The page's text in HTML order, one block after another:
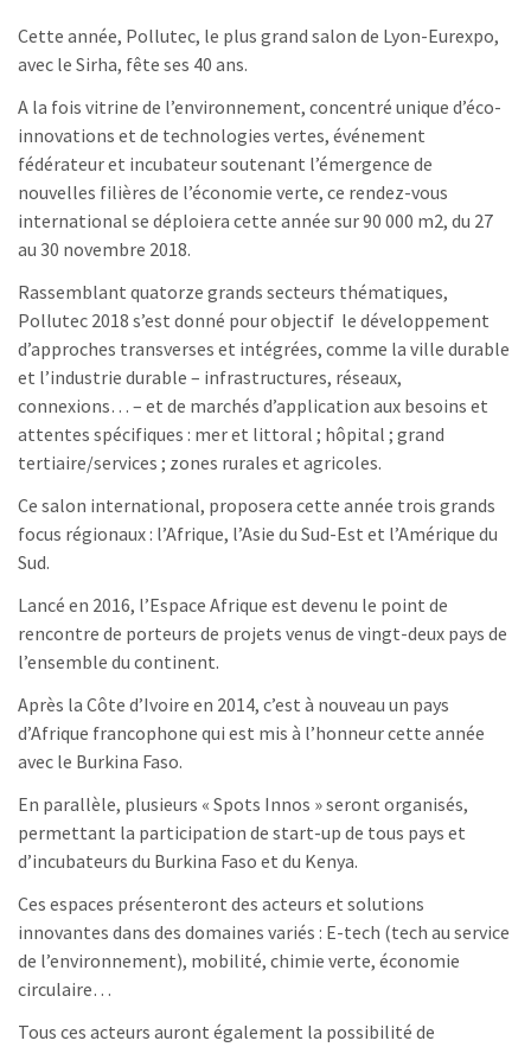
Cette année, Pollutec, le plus grand salon de Lyon-Eurexpo,
avec le Sirha, fête ses 40 ans.
A la fois vitrine de l’environnement, concentré unique d’éco-
innovations et de technologies vertes, événement
fédérateur et incubateur soutenant l’émergence de
nouvelles filières de l’économie verte, ce rendez-vous
international se déploiera cette année sur 90 000 m2, du 27
au 30 novembre 2018.
Rassemblant quatorze grands secteurs thématiques,
Pollutec 2018 s’est donné pour objectif le développement
d’approches transverses et intégrées, comme la ville durable
et l’industrie durable – infrastructures, réseaux,
connexions… – et de marchés d’application aux besoins et
attentes spécifiques : mer et littoral ; hôpital ; grand
tertiaire/services ; zones rurales et agricoles.
Ce salon international, proposera cette année trois grands
focus régionaux : l’Afrique, l’Asie du Sud-Est et l’Amérique du
Sud.
Lancé en 2016, l’Espace Afrique est devenu le point de
rencontre de porteurs de projets venus de vingt-deux pays de
l’ensemble du continent.
Après la Côte d’Ivoire en 2014, c’est à nouveau un pays
d’Afrique francophone qui est mis à l’honneur cette année
avec le Burkina Faso.
En parallèle, plusieurs « Spots Innos » seront organisés,
permettant la participation de start-up de tous pays et
d’incubateurs du Burkina Faso et du Kenya.
Ces espaces présenteront des acteurs et solutions
innovantes dans des domaines variés : E-tech (tech au service
de l’environnement), mobilité, chimie verte, économie
circulaire…
Tous ces acteurs auront également la possibilité de